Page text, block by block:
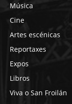
Música
Cine
Artes escénicas
Reportaxes
Expos
Libros
Viva o San Froilán